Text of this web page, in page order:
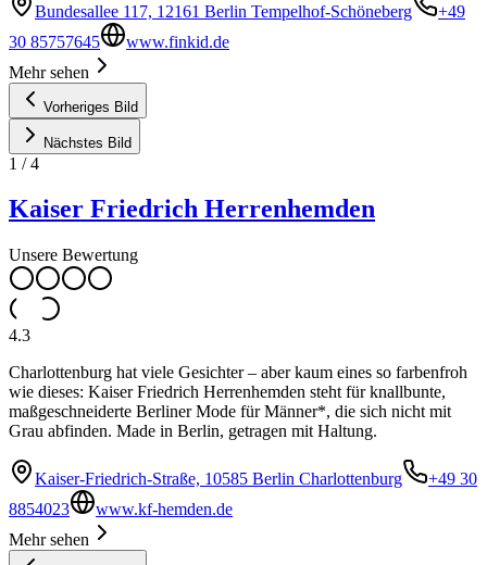
Bundesallee 117, 12161 Berlin Tempelhof-Schöneberg
+49
30 85757645
www.finkid.de
Mehr sehen
Vorheriges Bild
Nächstes Bild
1 /4
Kaiser Friedrich Herrenhemden
Unsere Bewertung
4.3
Charlottenburg hat viele Gesichter – aber kaum eines so farbenfroh
wie dieses: Kaiser Friedrich Herrenhemden steht für knallbunte,
maßgeschneiderte Berliner Mode für Männer*, die sich nicht mit
Grau abfinden. Made in Berlin, getragen mit Haltung.
Kaiser-Friedrich-Straße, 10585 Berlin Charlottenburg
+49 30
8854023
www.kf-hemden.de
Mehr sehen